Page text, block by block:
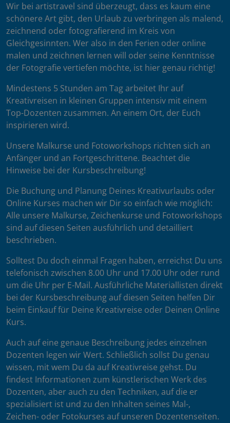
Wir bei artistravel sind überzeugt, dass es kaum eine
schönere Art gibt, den Urlaub zu verbringen als malend,
zeichnend oder fotografierend im Kreis von
Gleichgesinnten. Wer also in den Ferien oder online
malen und zeichnen lernen will oder seine Kenntnisse
der Fotografie vertiefen möchte, ist hier genau richtig!
Mindestens 5 Stunden am Tag arbeitet Ihr auf
Kreativreisen in kleinen Gruppen intensiv mit einem
Top-Dozenten zusammen. An einem Ort, der Euch
inspirieren wird.
Unsere Malkurse und Fotoworkshops richten sich an
Anfänger und an Fortgeschrittene. Beachtet die
Hinweise bei der Kursbeschreibung!
Die Buchung und Planung Deines Kreativurlaubs oder
Online Kurses machen wir Dir so einfach wie möglich:
Alle unsere Malkurse, Zeichenkurse und Fotoworkshops
sind auf diesen Seiten ausführlich und detailliert
beschrieben.
Solltest Du doch einmal Fragen haben, erreichst Du uns
telefonisch zwischen 8.00 Uhr und 17.00 Uhr oder rund
um die Uhr per E-Mail. Ausführliche Materiallisten direkt
bei der Kursbeschreibung auf diesen Seiten helfen Dir
beim Einkauf für Deine Kreativreise oder Deinen Online
Kurs.
Auch auf eine genaue Beschreibung jedes einzelnen
Dozenten legen wir Wert. Schließlich sollst Du genau
wissen, mit wem Du da auf Kreativreise gehst. Du
findest Informationen zum künstlerischen Werk des
Dozenten, aber auch zu den Techniken, auf die er
spezialisiert ist und zu den Inhalten seines Mal-,
Zeichen- oder Fotokurses auf unseren Dozentenseiten.